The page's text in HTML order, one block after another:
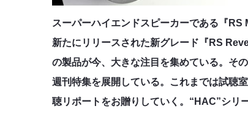
スーパーハイエンドスピーカーである『
新たにリリースされた新グレード『RS
の製品が今、大きな注目を集めている。そ
週刊特集を展開している。これまでは試聴
聴リポートをお贈りしていく。“HAC”シリ